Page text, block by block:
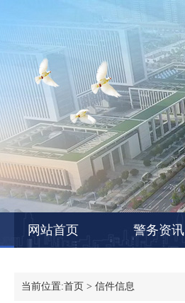
网站首页 警务资讯
当前位置:首页 > 信件信息